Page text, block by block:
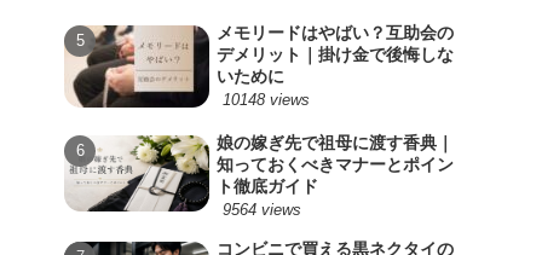
メモリードはやばい？互助会の
デメリット｜掛け金で後悔しな
いために
10148 views
娘の嫁ぎ先で祖母に渡す香典｜
知っておくべきマナーとポイン
ト徹底ガイド
9564 views
コンビニで買える黒ネクタイの